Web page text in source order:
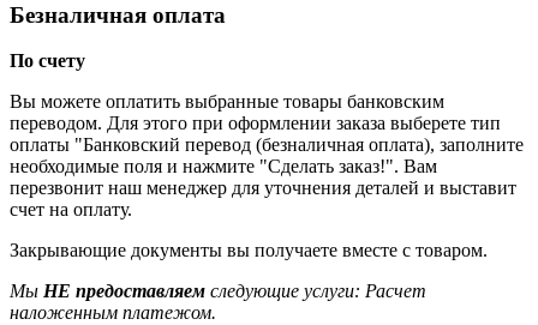
Безналичная оплата
По счету
Вы можете оплатить выбранные товары банковским
переводом. Для этого при оформлении заказа выберете тип
оплаты "Банковский перевод (безналичная оплата), заполните
необходимые поля и нажмите "Сделать заказ!". Вам
перезвонит наш менеджер для уточнения деталей и выставит
счет на оплату.
Закрывающие документы вы получаете вместе с товаром.
Мы НЕ предоставляем следующие услуги: Расчет
наложенным платежом.